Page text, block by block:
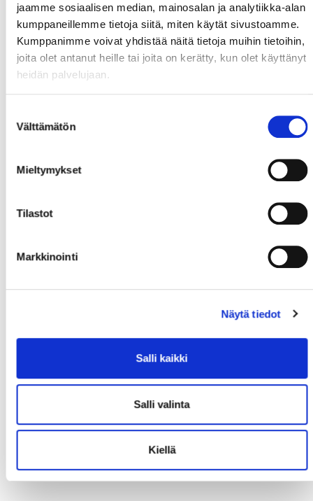
jaamme sosiaalisen median, mainosalan ja analytiikka-alan
kumppaneillemme tietoja siitä, miten käytät sivustoamme.
Kumppanimme voivat yhdistää näitä tietoja muihin tietoihin,
joita olet antanut heille tai joita on kerätty, kun olet käyttänyt
heidän palvelujaan.
valinta
Välttämätön
Mieltymykset
Tilastot
Markkinointi
Näytä tiedot
Salli kaikki
Salli valinta
Kiellä